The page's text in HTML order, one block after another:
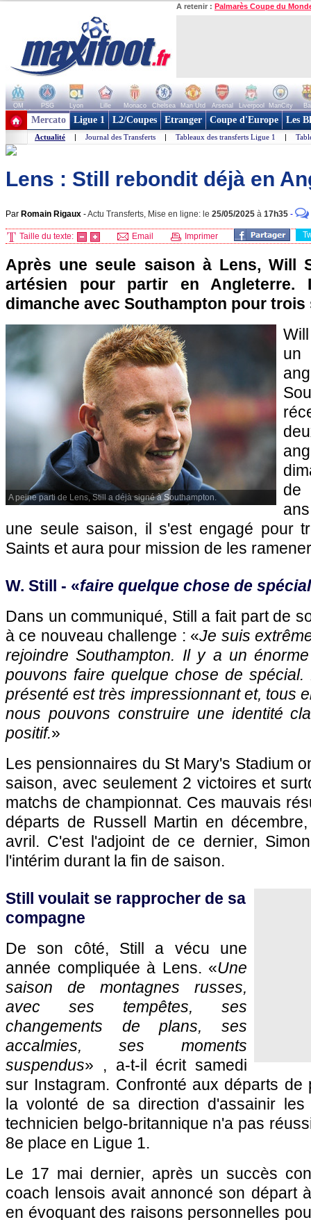
A retenir : Palmarès Coupe du
OM PSG Lyon Lille Monaco Chelsea Man Utd Arsenal Liverpool ManCity
+ de clubs
Mercato Ligue 1 L2/Coupes Etranger Coupe d'Europe Les
Actualité | Journal des Transferts | Tableaux des transferts Ligue 1 |
Lens : Still rebondit déjà en
Par Romain Rigaux -Actu Transferts, Mise en ligne: le 25/05/2025 à 17h35 -
Taille du texte: Email Imprimer
Après une seule saison à Lens, Will
artésien pour partir en Angleterre.
dimanche avec Southampton pour trois
A peine parti de Lens, Still a déjà signé à Southampton.
un
de
une seule saison, il s'est engagé pour
Saints et aura pour mission de les
W. Still - «faire quelque chose de spécial
Dans un communiqué, Still a fait part de
à ce nouveau challenge : «Je suis
rejoindre Southampton. Il y a un
pouvons faire quelque chose de
présenté est très impressionnant et, tous
nous pouvons construire une identité
positif.»
Les pensionnaires du St Mary's Stadium
saison, avec seulement 2 victoires et
matchs de championnat. Ces mauvais
départs de Russell Martin en
avril. C'est l'adjoint de ce dernier,
l'intérim durant la fin de saison.
Still voulait se rapprocher de sa
compagne
De son côté, Still a vécu une
année compliquée à Lens. «Une
saison de montagnes russes,
avec ses tempêtes, ses
changements de plans, ses
accalmies, ses moments
suspendus» , a-t-il écrit samedi
sur Instagram. Confronté aux départs
la volonté de sa direction d'assainir
technicien belgo-britannique n'a pas
8e place en Ligue 1.
Le 17 mai dernier, après un succès
coach lensois avait annoncé son départ
en évoquant des raisons personnelles